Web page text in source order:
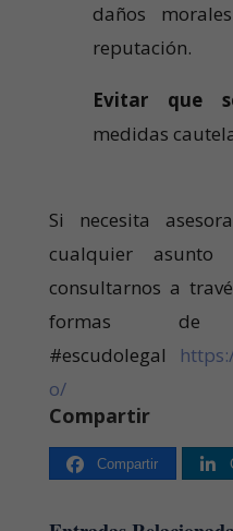
daños
reputación.
Evitar que
medidas
Si necesita
cualquier
consultarnos a
formas de
#escudolegal
o/
Compartir
Compartir